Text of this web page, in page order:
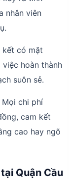
nhân viên
kết có mặt
hoàn thành
suôn sẻ.
Mọi chi phí
cam kết
cao hay ngõ
Quận Cầu